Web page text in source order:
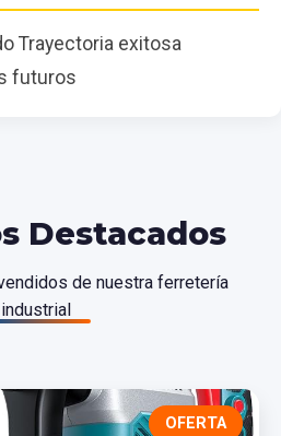
Trayectoria exitosa
futuros
Destacados
de nuestra ferretería
industrial
OFERTA